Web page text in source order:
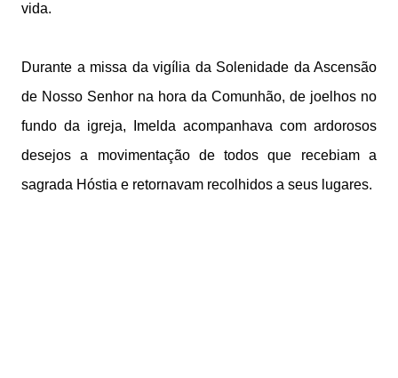
vida.
Durante a missa da vigília da Solenidade da Ascensão
de Nosso Senhor na hora da Comunhão, de joelhos no
fundo da igreja, Imelda acompanhava com ardorosos
desejos a movimentação de todos que recebiam a
sagrada Hóstia e retornavam recolhidos a seus lugares.